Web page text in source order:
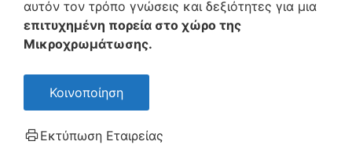
αυτόν τον τρόπο γνώσεις και δεξιότητες για μια
επιτυχημένη πορεία στο χώρο της
Μικροχρωμάτωσης.
Κοινοποίηση
Εκτύπωση Εταιρείας